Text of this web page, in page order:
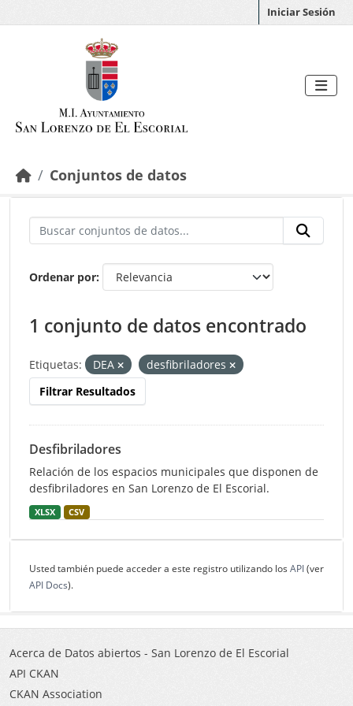
Iniciar Sesión
Conjuntos de datos
Ordenar por
1 conjunto de datos encontrado
Etiquetas: DEA
desfibriladores
Filtrar Resultados
Desfibriladores
Relación de los espacios municipales que disponen de
desfibriladores en San Lorenzo de El Escorial.
XLSX CSV
Usted también puede acceder a este registro utilizando los API(ver
API Docs).
Acerca de Datos abiertos - San Lorenzo de El Escorial
API CKAN
CKAN Association